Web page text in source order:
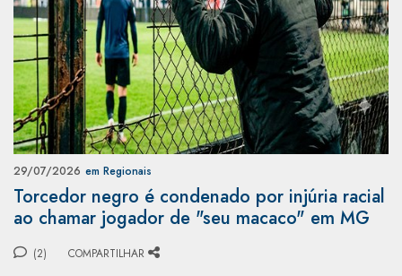
29/07/2026 em Regionais
Torcedor negro é condenado por injúria racial
ao chamar jogador de "seu macaco" em MG
(2) COMPARTILHAR